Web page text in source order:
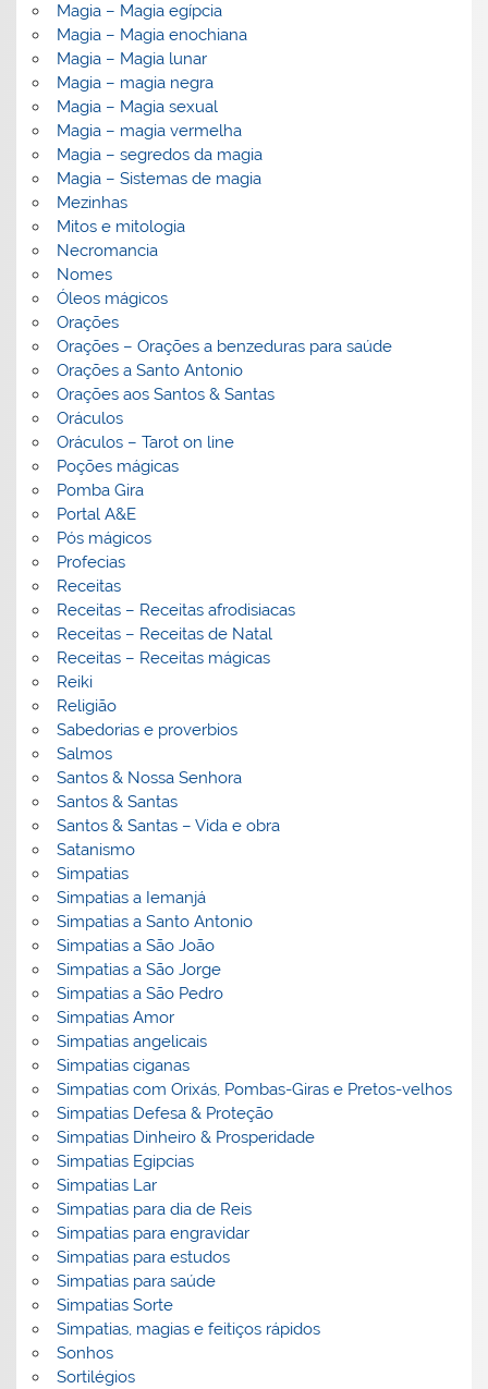
Magia – Magia egípcia
Magia – Magia enochiana
Magia – Magia lunar
Magia – magia negra
Magia – Magia sexual
Magia – magia vermelha
Magia – segredos da magia
Magia – Sistemas de magia
Mezinhas
Mitos e mitologia
Necromancia
Nomes
Óleos mágicos
Orações
Orações – Orações a benzeduras para saúde
Orações a Santo Antonio
Orações aos Santos & Santas
Oráculos
Oráculos – Tarot on line
Poções mágicas
Pomba Gira
Portal A&E
Pós mágicos
Profecias
Receitas
Receitas – Receitas afrodisiacas
Receitas – Receitas de Natal
Receitas – Receitas mágicas
Reiki
Religião
Sabedorias e proverbios
Salmos
Santos & Nossa Senhora
Santos & Santas
Santos & Santas – Vida e obra
Satanismo
Simpatias
Simpatias a Iemanjá
Simpatias a Santo Antonio
Simpatias a São João
Simpatias a São Jorge
Simpatias a São Pedro
Simpatias Amor
Simpatias angelicais
Simpatias ciganas
Simpatias com Orixás, Pombas-Giras e Pretos-velhos
Simpatias Defesa & Proteção
Simpatias Dinheiro & Prosperidade
Simpatias Egipcias
Simpatias Lar
Simpatias para dia de Reis
Simpatias para engravidar
Simpatias para estudos
Simpatias para saúde
Simpatias Sorte
Simpatias, magias e feitiços rápidos
Sonhos
Sortilégios